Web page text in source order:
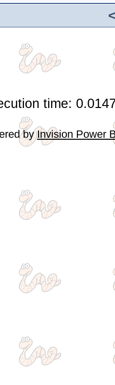
time:
byInvision Power